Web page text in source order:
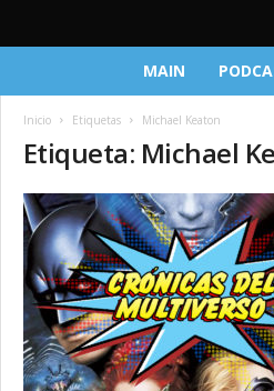
MAIN
Inicio Etiquetas Michael Keaton
Etiqueta: Michael